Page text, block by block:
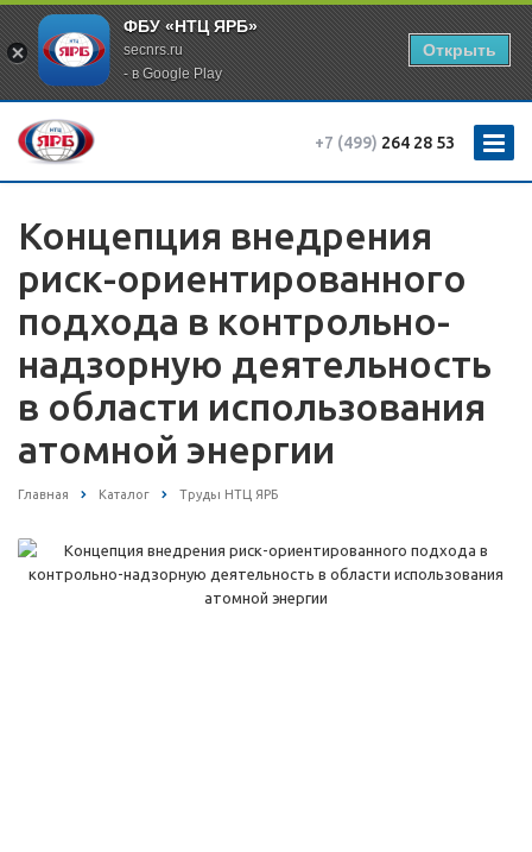
ФБУ «НТЦ ЯРБ»
secnrs.ru
- в Google Play
Открыть
+7 (499) 264 28 53
Концепция внедрения
риск-ориентированного
подхода в контрольно-
надзорную деятельность
в области использования
атомной энергии
Главная Каталог Труды НТЦ ЯРБ